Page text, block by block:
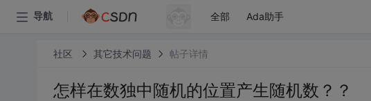
导航 全部 Ada助手
社区 其它技术问题 帖子详情
怎样在数独中随机的位置产生随机数？？